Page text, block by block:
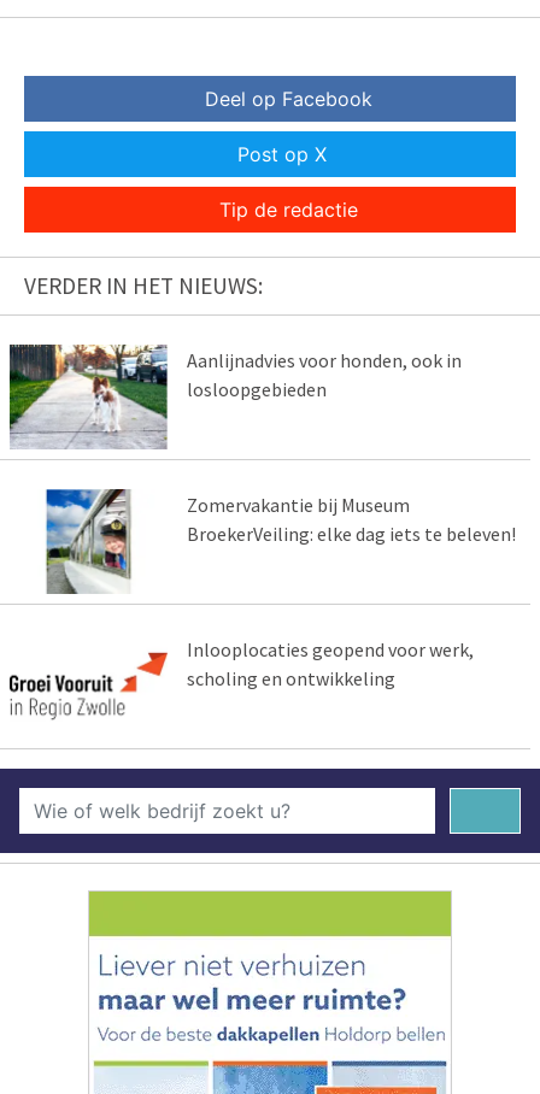
Deel op Facebook
Post op X
Tip de redactie
VERDER IN HET NIEUWS:
Aanlijnadvies voor honden, ook in
losloopgebieden
Zomervakantie bij Museum
BroekerVeiling: elke dag iets te beleven!
Inlooplocaties geopend voor werk,
scholing en ontwikkeling